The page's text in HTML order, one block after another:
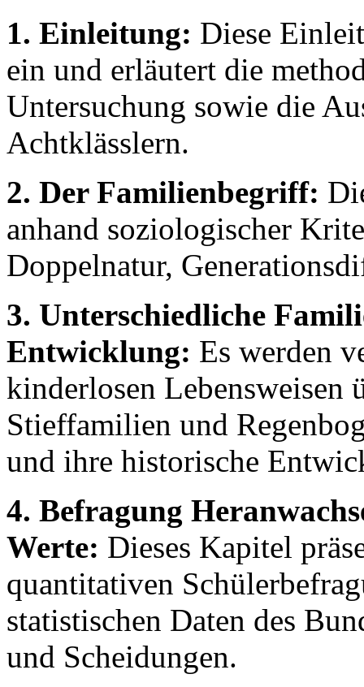
1. Einleitung: Diese
ein und erläutert die
Untersuchung sowie die
Achtklässlern.
2. Der Familienbegriff:
anhand soziologischer
Doppelnatur,
3. Unterschiedliche
Entwicklung: Es werden
kinderlosen
Stieffamilien und
und ihre historische
4. Befragung
Werte: Dieses Kapitel
quantitativen
statistischen Daten des
und Scheidungen.